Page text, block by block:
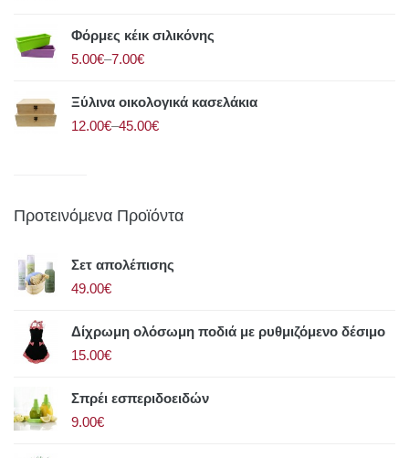
Φόρμες κέικ σιλικόνης
5.00€–7.00€
Ξύλινα οικολογικά κασελάκια
12.00€–45.00€
Προτεινόμενα Προϊόντα
Σετ απολέπισης
49.00€
Δίχρωμη ολόσωμη ποδιά με ρυθμιζόμενο δέσιμο
15.00€
Σπρέι εσπεριδοειδών
9.00€